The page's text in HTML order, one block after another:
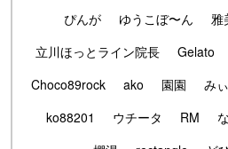
ぴんが
ゆうこぼ〜ん 雅
立川ほっとライン院長
Gelato
Choco89rock
ako 園園 みぃ
ko88201
ウチータ RM